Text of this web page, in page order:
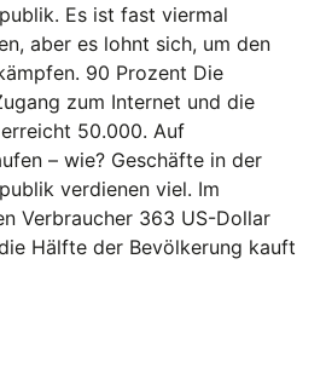
Es ist fast viermal
aber es lohnt sich, um den
90 Prozent Die
zum Internet und die
50.000. Auf
– wie? Geschäfte in der
verdienen viel. Im
Verbraucher 363 US-Dollar
Hälfte der Bevölkerung kauft